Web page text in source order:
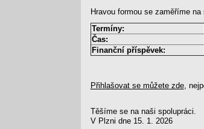
Hravou formou se zaměříme
Termíny:
Čas:
Finanční příspěvek:
Přihlašovat se můžete zde,
Těšíme se na naši spolupráci.
V Plzni dne 15. 1. 2026